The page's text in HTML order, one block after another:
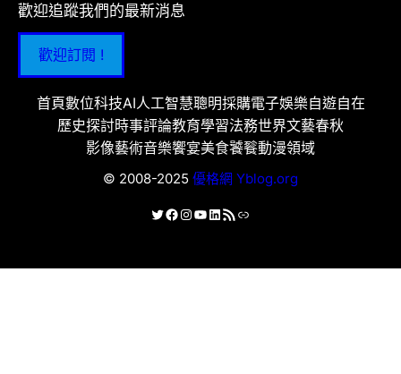
歡迎追蹤我們的最新消息
歡迎訂閱 !
首頁數位科技AI人工智慧聰明採購電子娛樂自遊自在
歷史探討時事評論教育學習法務世界文藝春秋
影像藝術音樂饗宴美食饕餮動漫領域
© 2008-2025 優格網 Yblog.org
X Facebook
Instagram
YouTube
LinkedIn
RSS 資訊提供連結